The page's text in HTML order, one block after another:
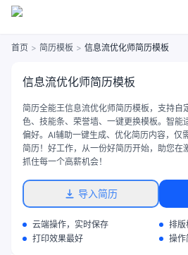
首页 > 简历模板 > 信息流优化师简历模板
信息流优化师简历模板
简历全能王信息流优化师简历模板，支持自
色、技能条、荣誉墙、一键更换模板。智能
偏好。AI辅助一键生成、优化简历内容，仅
简历！好工作，从一份好简历开始，助您在
抓住每一个高薪机会！
导入简历
云端操作，实时保存
排版
打印效果最好
操作